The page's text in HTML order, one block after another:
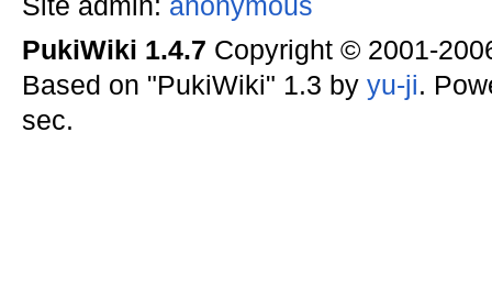
PukiWiki 1.4.7 Copyright © 2001-
Based on "PukiWiki" 1.3 by yu-ji.
sec.